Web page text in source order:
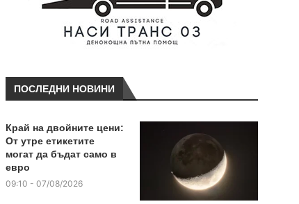
ПОСЛЕДНИ НОВИНИ
Край на двойните цени:
От утре етикетите
могат да бъдат само в
евро
09:10 - 07/08/2026